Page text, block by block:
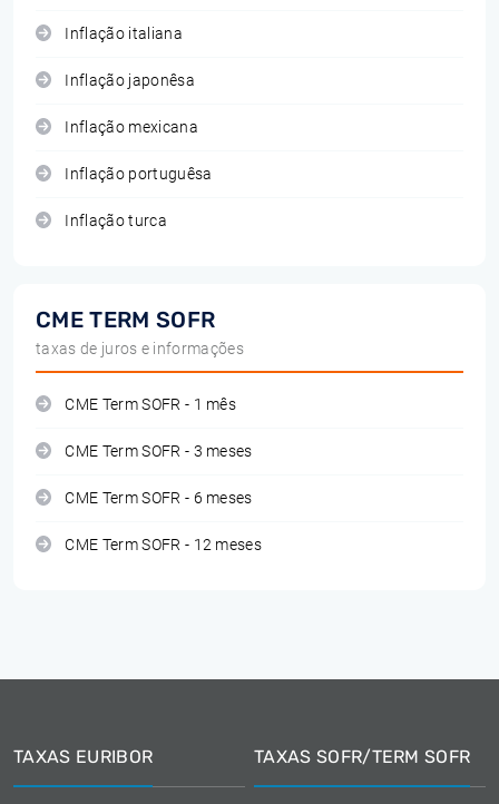
Inflação italiana
Inflação japonêsa
Inflação mexicana
Inflação portuguêsa
Inflação turca
CME TERM SOFR
taxas de juros e informações
CME Term SOFR - 1 mês
CME Term SOFR - 3 meses
CME Term SOFR - 6 meses
CME Term SOFR - 12 meses
TAXAS EURIBOR TAXAS SOFR/TERM SOFR